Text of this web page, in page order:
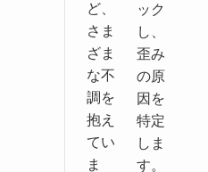
ど、
さま
ざま
な不
調を
抱え
てい
ま
ック
し、
歪み
の原
因を
特定
しま
す。